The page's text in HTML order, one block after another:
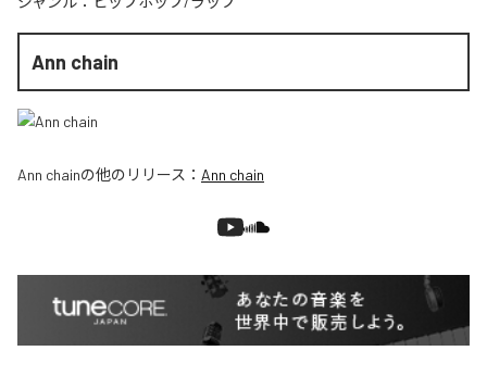
Ann chain
Ann chainの他のリリース： Ann chain